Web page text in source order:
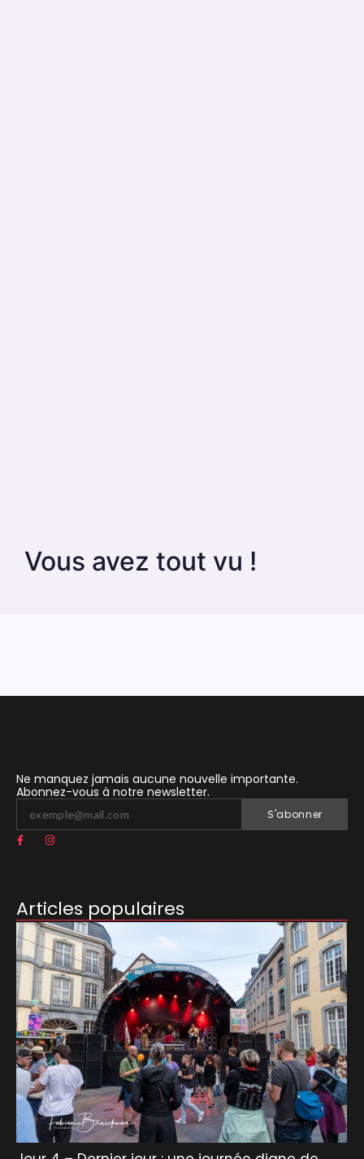
Vous avez tout vu !
Ne manquez jamais aucune nouvelle importante.
Abonnez-vous à notre newsletter.
S'abonner
Articles populaires